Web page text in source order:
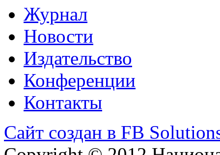
Журнал
Новости
Издательство
Конференции
Контакты
Сайт создан в FB